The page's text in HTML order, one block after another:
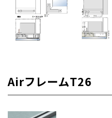
AirフレームT26